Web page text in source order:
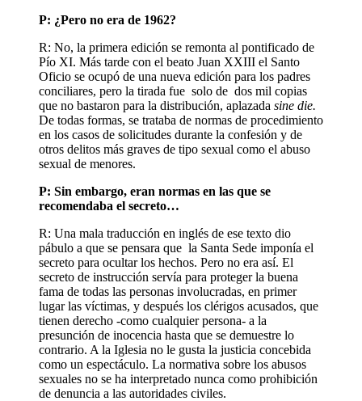
P: ¿Pero no era de 1962?
R: No, la primera edición se remonta al pontificado de
Pío XI. Más tarde con el beato Juan XXIII el Santo
Oficio se ocupó de una nueva edición para los padres
conciliares, pero la tirada fue solo de dos mil copias
que no bastaron para la distribución, aplazada sine die.
De todas formas, se trataba de normas de procedimiento
en los casos de solicitudes durante la confesión y de
otros delitos más graves de tipo sexual como el abuso
sexual de menores.
P: Sin embargo, eran normas en las que se
recomendaba el secreto…
R: Una mala traducción en inglés de ese texto dio
pábulo a que se pensara que la Santa Sede imponía el
secreto para ocultar los hechos. Pero no era así. El
secreto de instrucción servía para proteger la buena
fama de todas las personas involucradas, en primer
lugar las víctimas, y después los clérigos acusados, que
tienen derecho -como cualquier persona- a la
presunción de inocencia hasta que se demuestre lo
contrario. A la Iglesia no le gusta la justicia concebida
como un espectáculo. La normativa sobre los abusos
sexuales no se ha interpretado nunca como prohibición
de denuncia a las autoridades civiles.